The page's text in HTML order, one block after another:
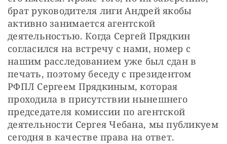
брат руководителя лиги Андрей якобы
активно занимается агентской
деятельностью. Когда Сергей Прядкин
согласился на встречу с нами, номер с
нашим расследованием уже был сдан в
печать, поэтому беседу с президентом
РФПЛ Сергеем Прядкиным, которая
проходила в присутствии нынешнего
председателя комиссии по агентской
деятельности Сергея Чебана, мы публикуем
сегодня в качестве права на ответ.